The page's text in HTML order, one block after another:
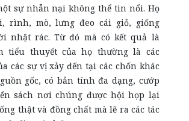
sự nhẫn nại không thể tin nổi. Họ
rình, mò, lưng đeo cái giỏ, giống
nhặt rác. Từ đó mà có kết quả là
tiểu thuyết của họ thường là các
các sự vị xảy đến tại các chốn khác
gốc, có bản tính đa dạng, cướp
sách nơi chúng được hội họp lại
thật và đồng chất mà lẽ ra các tác